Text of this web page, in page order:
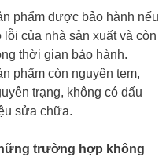
phẩm được bảo hành nếu
lỗi của nhà sản xuất và còn
thời gian bảo hành.
phẩm còn nguyên tem,
trạng, không có dấu
sửa chữa.
trường hợp không